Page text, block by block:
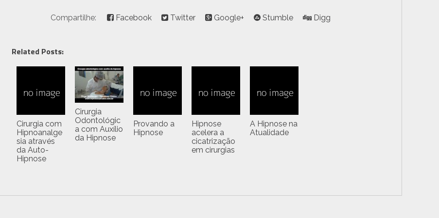
Compartilhe: Facebook Twitter Google+ Stumble Digg
Related Posts:
Cirurgia com
Hipnoanalge
sia através
da Auto-
Hipnose
Cirurgia
Odontológic
a com Auxílio
da Hipnose
Provando a
Hipnose
Hipnose
acelera a
cicatrização
em cirurgias
A Hipnose na
Atualidade